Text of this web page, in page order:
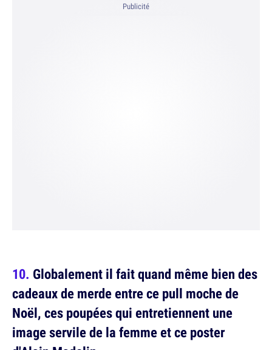
Publicité
Globalement il fait quand même bien des
cadeaux de merde entre ce pull moche de
Noël, ces poupées qui entretiennent une
image servile de la femme et ce poster